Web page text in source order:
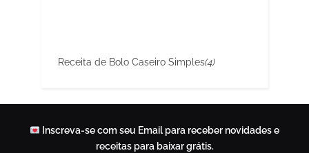
Receita de Bolo Caseiro Simples(4)
Inscreva-se com seu Email para receber novidades e
receitas para baixar grátis.